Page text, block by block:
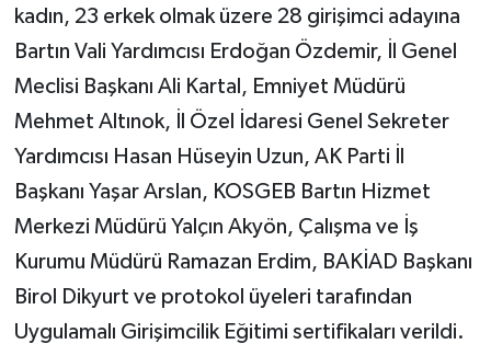
kadın, 23 erkek olmak üzere 28 girişimci adayına
Bartın Vali Yardımcısı Erdoğan Özdemir, İl Genel
Meclisi Başkanı Ali Kartal, Emniyet Müdürü
Mehmet Altınok, İl Özel İdaresi Genel Sekreter
Yardımcısı Hasan Hüseyin Uzun, AK Parti İl
Başkanı Yaşar Arslan, KOSGEB Bartın Hizmet
Merkezi Müdürü Yalçın Akyön, Çalışma ve İş
Kurumu Müdürü Ramazan Erdim, BAKİAD Başkanı
Birol Dikyurt ve protokol üyeleri tarafından
Uygulamalı Girişimcilik Eğitimi sertifikaları verildi.